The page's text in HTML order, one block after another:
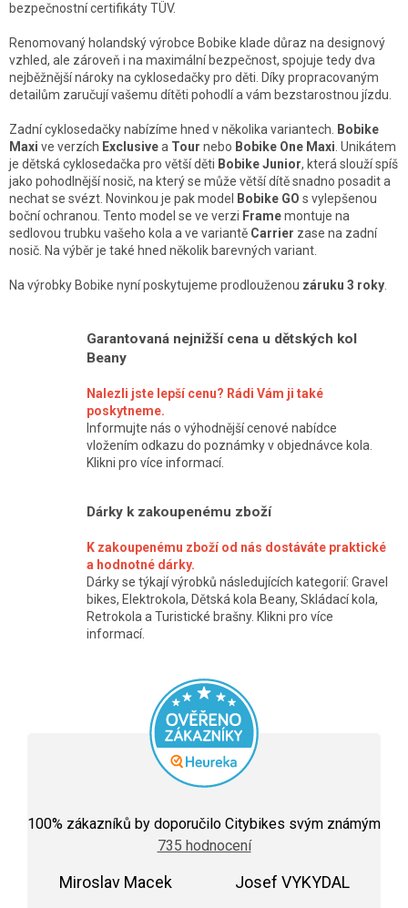
a
c
í
r
v
k
y
v
ý
p
s
bezpečnostní certifikáty TÜV.
Renomovaný holandský výrobce Bobike klade důraz na designový
vzhled, ale zároveň i na maximální bezpečnost, spojuje tedy dva
nejběžnější nároky na cyklosedačky pro děti. Díky propracovaným
detailům zaručují vašemu dítěti pohodlí a vám bezstarostnou jízdu.
Zadní cyklosedačky nabízíme hned v několika variantech. Bobike
Maxi ve verzích Exclusivea Tour nebo Bobike One Maxi. Unikátem
je dětská cyklosedačka pro větší děti Bobike Junior, která slouží spíš
jako pohodlnější nosič, na který se může větší dítě snadno posadit a
nechat se svézt. Novinkou je pak model
Bobike GO s vylepšenou
boční ochranou. Tento model se ve verzi Framemontuje na
sedlovou trubku vašeho kola a ve variantě Carrier zase na zadní
nosič. Na výběr je také hned několik barevných variant.
Na výrobky Bobike nyní poskytujeme prodlouženou záruku 3 roky.
Garantovaná nejnižší cena u dětských kol
Beany
Nalezli jste lepší cenu? Rádi Vám ji také
poskytneme.
Informujte nás o výhodnější cenové nabídce
vložením odkazu do poznámky v objednávce kola.
Klikni pro více informací.
Dárky k zakoupenému zboží
K zakoupenému zboží od nás dostáváte praktické
a hodnotné dárky.
Dárky se týkají výrobků následujících kategorií: Gravel
bikes, Elektrokola, Dětská kola Beany, Skládací kola,
Retrokola a Turistické brašny. Klikni pro více
informací.
hodnocení
obchodu
je
100% zákazníků by doporučilo Citybikes svým známým
735 hodnocení
Miroslav Macek Josef VYKYDAL